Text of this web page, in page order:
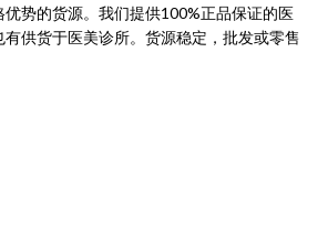
势的货源。 我们提供100%正品保证的医
供货于医美诊所。货源稳定， 批发或零售